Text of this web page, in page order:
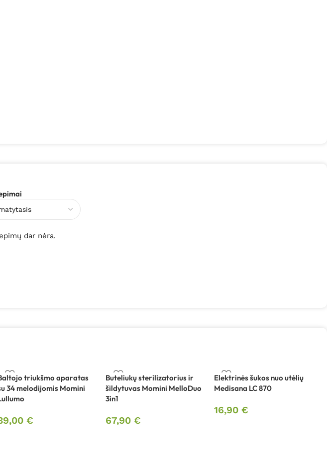
dar nėra.
triukšmo aparatas
34 melodijomis Momini
€
Buteliukų sterilizatorius ir
šildytuvas Momini MelloDuo
3in1
67,90€
Elektrinės šukos nuo utėlių
Medisana LC 870
16,90 €